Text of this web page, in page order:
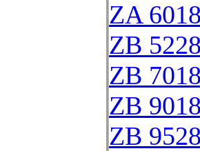
ZA
ZB
ZB
ZB
ZB